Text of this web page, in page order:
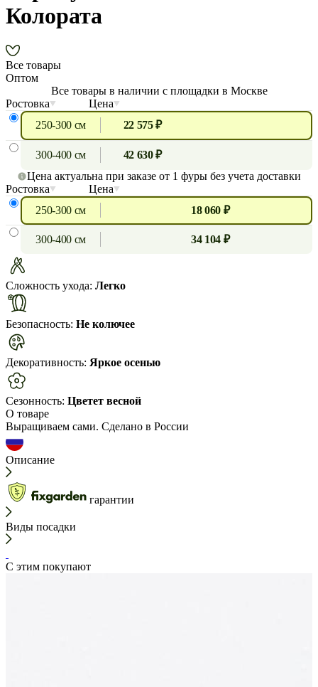
Колората
Все товары
Оптом
Все товары в наличии с площадки в Москве
Ростовка
Цена
250-300 см
22 575 ₽
300-400 см
42 630 ₽
Цена актуальна при заказе от 1 фуры без учета доставки
Ростовка
Цена
250-300 см
18 060 ₽
300-400 см 34 104 ₽
Сложность ухода: Легко
Безопасность: Не колючее
Декоративность: Яркое осенью
Сезонность: Цветет весной
О товаре
Выращиваем сами. Сделано в России
Описание
гарантии
Виды посадки
С этим покупают